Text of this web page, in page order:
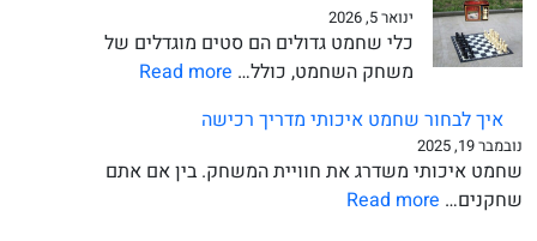
זמנים,
הרשמה
ופרטים
אלקטרוני
AI
של
כל
ינואר 5, 2026
כלי שחמט גדולים הם סטים מוגדלים של
משחק השחמט, כולל… Read more
איך לבחור שחמט איכותי מדריך רכישה
נובמבר 19, 2025
שחמט איכותי משדרג את חוויית המשחק. בין אם אתם
שחקנים… Read more